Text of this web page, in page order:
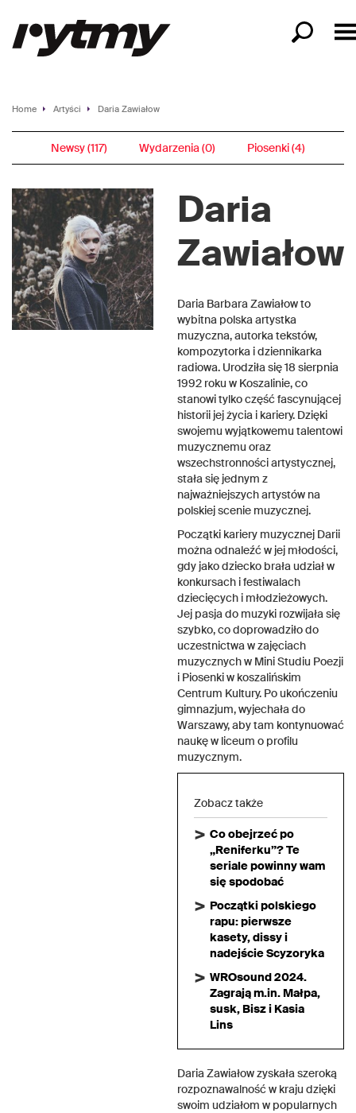
Home Artyści Daria Zawiałow
Newsy (117) Wydarzenia (0) Piosenki (4)
Daria
Zawiałow
Daria Barbara Zawiałow to
wybitna polska artystka
muzyczna, autorka tekstów,
kompozytorka i dziennikarka
radiowa. Urodziła się 18 sierpnia
1992 roku w Koszalinie, co
stanowi tylko część fascynującej
historii jej życia i kariery. Dzięki
swojemu wyjątkowemu talentowi
muzycznemu oraz
wszechstronności artystycznej,
stała się jednym z
najważniejszych artystów na
polskiej scenie muzycznej.
Początki kariery muzycznej Darii
można odnaleźć w jej młodości,
gdy jako dziecko brała udział w
konkursach i festiwalach
dziecięcych i młodzieżowych.
Jej pasja do muzyki rozwijała się
szybko, co doprowadziło do
uczestnictwa w zajęciach
muzycznych w Mini Studiu Poezji
i Piosenki w koszalińskim
Centrum Kultury. Po ukończeniu
gimnazjum, wyjechała do
Warszawy, aby tam kontynuować
naukę w liceum o profilu
muzycznym.
Zobacz także
Co obejrzeć po
„Reniferku”? Te
seriale powinny wam
się spodobać
Początki polskiego
rapu: pierwsze
kasety, dissy i
nadejście Scyzoryka
WROsound 2024.
Zagrają m.in. Małpa,
susk, Bisz i Kasia
Lins
Daria Zawiałow zyskała szeroką
rozpoznawalność w kraju dzięki
swoim udziałom w popularnych